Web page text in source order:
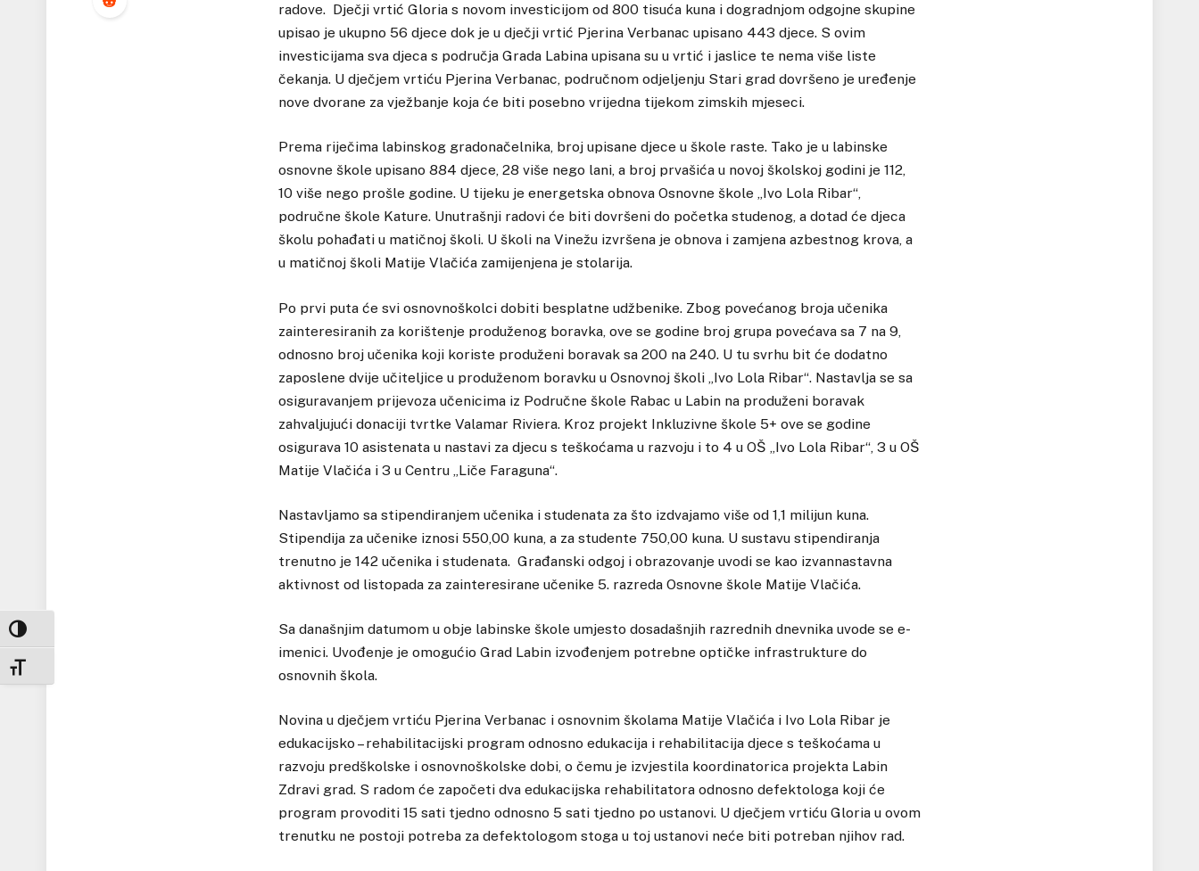
UKLJUČI / ISKLJUČI VISOKI KONTRAST
UKLJUČI / ISKLJUČI VELIČINU FONTA
radove. Dječji vrtić Gloria s novom investicijom od 800 tisuća kuna i dogradnjom odgojne skupine
upisao je ukupno 56 djece dok je u dječji vrtić Pjerina Verbanac upisano 443 djece. S ovim
investicijama sva djeca s područja Grada Labina upisana su u vrtić i jaslice te nema više liste
čekanja. U dječjem vrtiću Pjerina Verbanac, područnom odjeljenju Stari grad dovršeno je uređenje
nove dvorane za vježbanje koja će biti posebno vrijedna tijekom zimskih mjeseci.
Prema riječima labinskog gradonačelnika, broj upisane djece u škole raste. Tako je u labinske
osnovne škole upisano 884 djece, 28 više nego lani, a broj prvašića u novoj školskoj godini je 112,
10 više nego prošle godine. U tijeku je energetska obnova Osnovne škole „Ivo Lola Ribar“,
područne škole Kature. Unutrašnji radovi će biti dovršeni do početka studenog, a dotad će djeca
školu pohađati u matičnoj školi. U školi na Vinežu izvršena je obnova i zamjena azbestnog krova, a
u matičnoj školi Matije Vlačića zamijenjena je stolarija.
Po prvi puta će svi osnovnoškolci dobiti besplatne udžbenike. Zbog povećanog broja učenika
zainteresiranih za korištenje produženog boravka, ove se godine broj grupa povećava sa 7 na 9,
odnosno broj učenika koji koriste produženi boravak sa 200 na 240. U tu svrhu bit će dodatno
zaposlene dvije učiteljice u produženom boravku u Osnovnoj školi „Ivo Lola Ribar“. Nastavlja se sa
osiguravanjem prijevoza učenicima iz Područne škole Rabac u Labin na produženi boravak
zahvaljujući donaciji tvrtke Valamar Riviera. Kroz projekt Inkluzivne škole 5+ ove se godine
osigurava 10 asistenata u nastavi za djecu s teškoćama u razvoju i to 4 u OŠ „Ivo Lola Ribar“, 3 u OŠ
Matije Vlačića i 3 u Centru „Liče Faraguna“.
Nastavljamo sa stipendiranjem učenika i studenata za što izdvajamo više od 1,1 milijun kuna.
Stipendija za učenike iznosi 550,00 kuna, a za studente 750,00 kuna. U sustavu stipendiranja
trenutno je 142 učenika i studenata. Građanski odgoj i obrazovanje uvodi se kao izvannastavna
aktivnost od listopada za zainteresirane učenike 5. razreda Osnovne škole Matije Vlačića.
Sa današnjim datumom u obje labinske škole umjesto dosadašnjih razrednih dnevnika uvode se e-
imenici. Uvođenje je omogućio Grad Labin izvođenjem potrebne optičke infrastrukture do
osnovnih škola.
Novina u dječjem vrtiću Pjerina Verbanac i osnovnim školama Matije Vlačića i Ivo Lola Ribar je
edukacijsko – rehabilitacijski program odnosno edukacija i rehabilitacija djece s teškoćama u
razvoju predškolske i osnovnoškolske dobi, o čemu je izvjestila koordinatorica projekta Labin
Zdravi grad. S radom će započeti dva edukacijska rehabilitatora odnosno defektologa koji će
program provoditi 15 sati tjedno odnosno 5 sati tjedno po ustanovi. U dječjem vrtiću Gloria u ovom
trenutku ne postoji potreba za defektologom stoga u toj ustanovi neće biti potreban njihov rad.